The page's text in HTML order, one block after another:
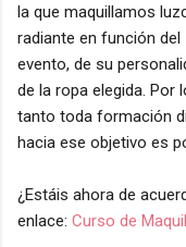
la que maquillamos
radiante en función del
evento, de su
de la ropa elegida. Por
tanto toda formación
hacia ese objetivo es
¿Estáis ahora de
enlace: Curso de